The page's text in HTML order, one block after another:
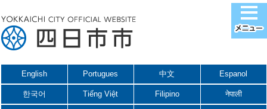
English Portugues 中文 Espanol
한국어 Tiếng Việt Filipino नेपाली